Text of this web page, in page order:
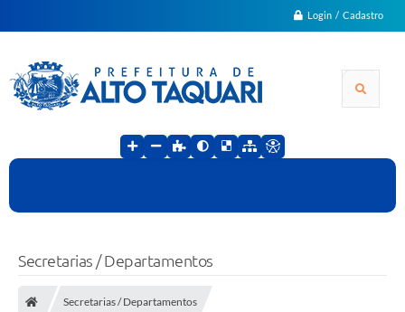
Login / Cadastro
Secretarias / Departamentos
Secretarias / Departamentos